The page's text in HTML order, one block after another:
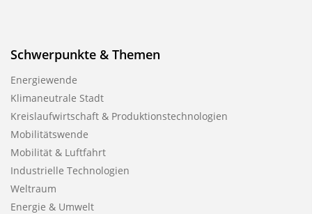
Schwerpunkte & Themen
Energiewende
Klimaneutrale Stadt
Kreislaufwirtschaft & Produktionstechnologien
Mobilitätswende
Mobilität & Luftfahrt
Industrielle Technologien
Weltraum
Energie & Umwelt